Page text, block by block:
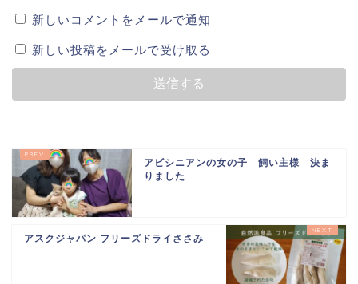
新しいコメントをメールで通知
新しい投稿をメールで受け取る
アビシニアンの女の子 飼い主様 決ま
りました
アスクジャパン フリーズドライささみ